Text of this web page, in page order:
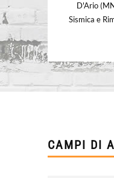
D'Ario
Sismica e
CAMPI DI